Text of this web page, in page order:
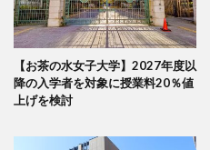
【お茶の水女子大学】2027年度以
降の入学者を対象に授業料20％値
上げを検討